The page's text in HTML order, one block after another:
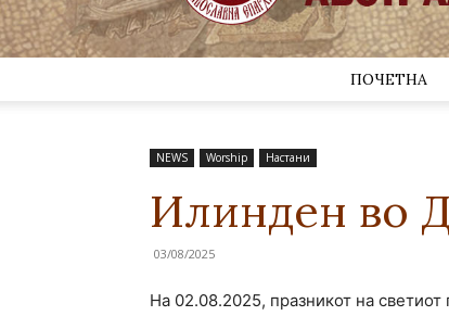
ПОЧЕТНА
NEWS Worship Настани
Илинден во
03/08/2025
На 02.08.2025, празникот на